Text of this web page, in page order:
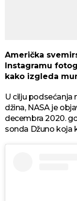
Američka
Instagramu
kako izgleda
U cilju
džina, NASA je
decembra 2020.
sonda Džuno koja